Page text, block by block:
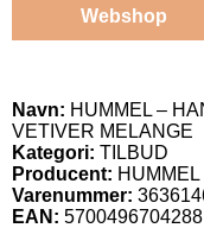
Webshop
Navn: HUMMEL –
VETIVER MELANGE
Kategori: TILBUD
Producent: HUMMEL
Varenummer:
EAN: 5700496704288